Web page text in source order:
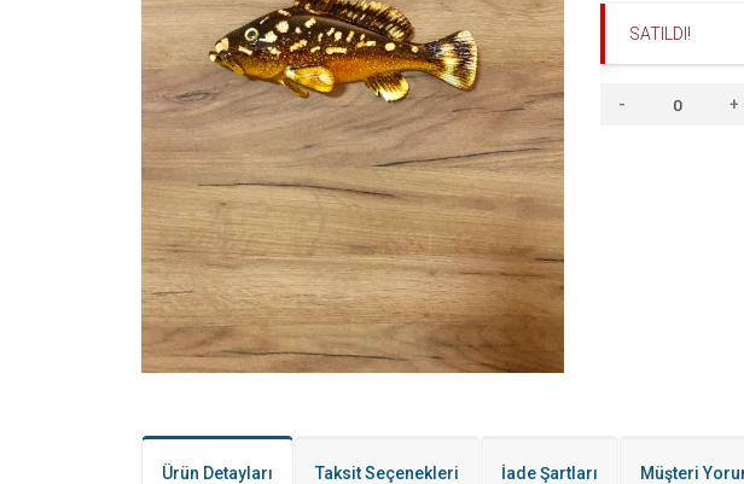
SATILDI!
- +
Ürün Detayları Taksit Seçenekleri İade Şartları Müşteri